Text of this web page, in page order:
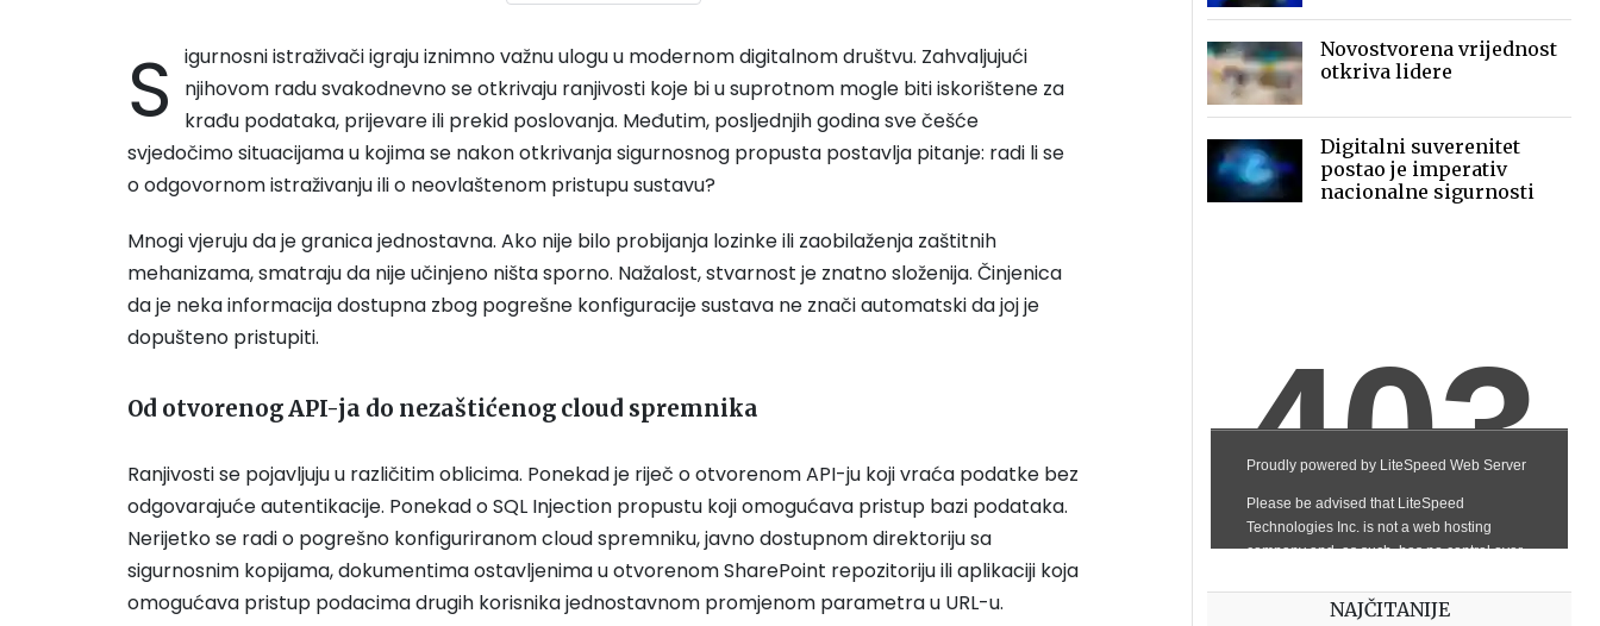
S
igurnosni istraživači igraju iznimno važnu ulogu u modernom digitalnom društvu. Zahvaljujući
njihovom radu svakodnevno se otkrivaju ranjivosti koje bi u suprotnom mogle biti iskorištene za
krađu podataka, prijevare ili prekid poslovanja. Međutim, posljednjih godina sve češće
svjedočimo situacijama u kojima se nakon otkrivanja sigurnosnog propusta postavlja pitanje: radi li se
o odgovornom istraživanju ili o neovlaštenom pristupu sustavu?
Mnogi vjeruju da je granica jednostavna. Ako nije bilo probijanja lozinke ili zaobilaženja zaštitnih
mehanizama, smatraju da nije učinjeno ništa sporno. Nažalost, stvarnost je znatno složenija. Činjenica
da je neka informacija dostupna zbog pogrešne konfiguracije sustava ne znači automatski da joj je
dopušteno pristupiti.
Od otvorenog API-ja do nezaštićenog cloud spremnika
Ranjivosti se pojavljuju u različitim oblicima. Ponekad je riječ o otvorenom API-ju koji vraća podatke bez
odgovarajuće autentikacije. Ponekad o SQL Injection propustu koji omogućava pristup bazi podataka.
Nerijetko se radi o pogrešno konfiguriranom cloud spremniku, javno dostupnom direktoriju sa
sigurnosnim kopijama, dokumentima ostavljenima u otvorenom SharePoint repozitoriju ili aplikaciji koja
omogućava pristup podacima drugih korisnika jednostavnom promjenom parametra u URL-u.
Novostvorena vrijednost
otkriva lidere
Digitalni suverenitet
postao je imperativ
nacionalne sigurnosti
NAJČITANIJE